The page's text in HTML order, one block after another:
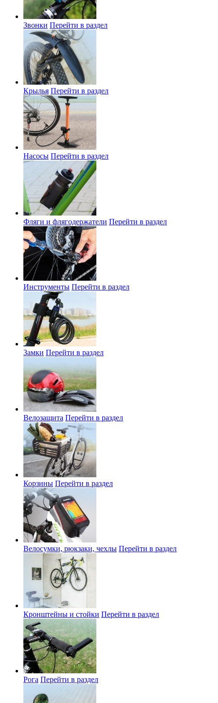
Звонки Перейти в раздел
Крылья Перейти в раздел
Насосы Перейти в раздел
Фляги и флягодержатели Перейти в раздел
Инструменты Перейти в раздел
Замки Перейти в раздел
Велозащита Перейти в раздел
Корзины Перейти в раздел
Велосумки, рюкзаки, чехлы Перейти в раздел
Кронштейны и стойки Перейти в раздел
Рога Перейти в раздел